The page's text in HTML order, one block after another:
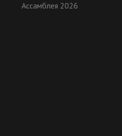
Ассамблея 2026